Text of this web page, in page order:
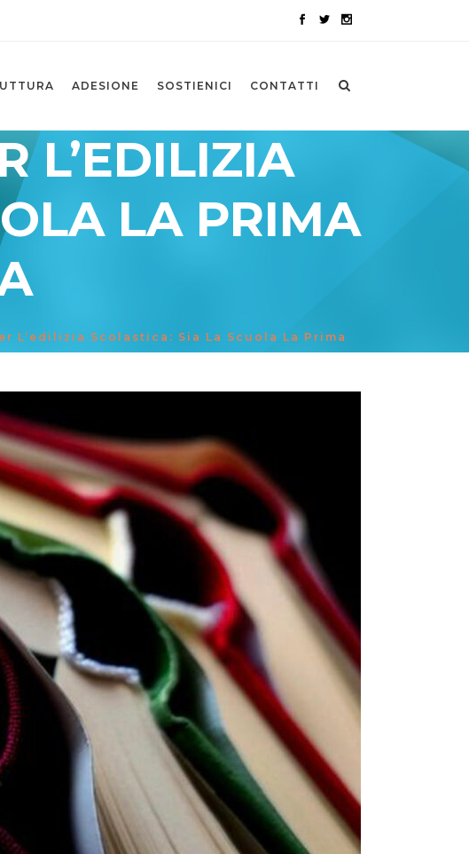
ADESIONE SOSTIENICI CONTATTI
L’EDILIZIA
LA PRIMA
L’edilizia Scolastica: Sia La Scuola La Prima